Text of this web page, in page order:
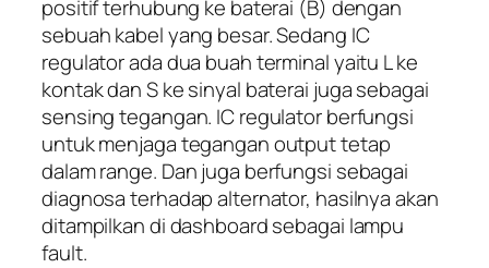
positif terhubung ke baterai (B) dengan
sebuah kabel yang besar. Sedang IC
regulator ada dua buah terminal yaitu L ke
kontak dan S ke sinyal baterai juga sebagai
sensing tegangan. IC regulator berfungsi
untuk menjaga tegangan output tetap
dalam range. Dan juga berfungsi sebagai
diagnosa terhadap alternator, hasilnya akan
ditampilkan di dashboard sebagai lampu
fault.